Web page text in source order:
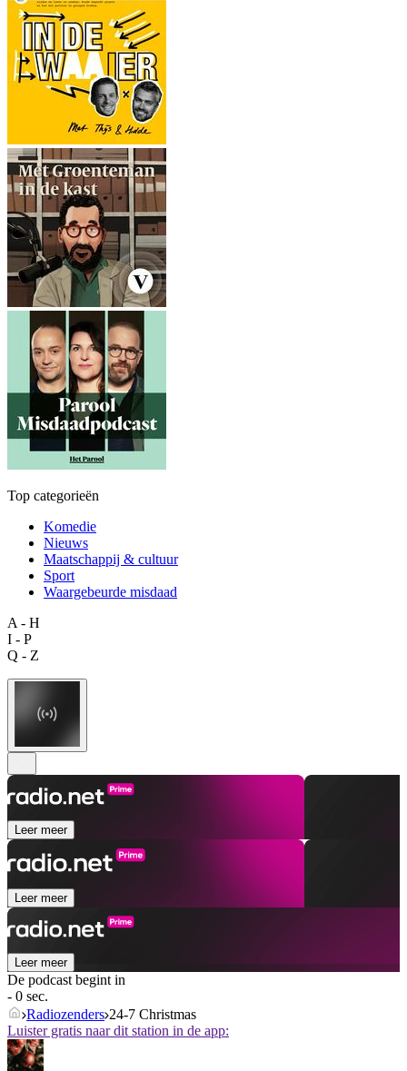
Top categorieën
Komedie
Nieuws
Maatschappij & cultuur
Sport
Waargebeurde misdaad
A - H
I - P
Q - Z
Leer meer
Leer meer
Leer meer
De podcast begint in
- 0 sec.
Radiozenders 24-7 Christmas
Luister gratis naar dit station in de app: